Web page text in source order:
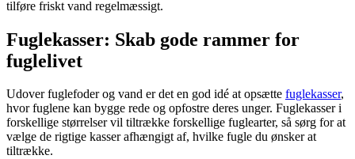
tilføre friskt vand regelmæssigt.
Fuglekasser: Skab gode rammer for
fuglelivet
Udover fuglefoder og vand er det en god idé at opsætte fuglekasser,
hvor fuglene kan bygge rede og opfostre deres unger. Fuglekasser i
forskellige størrelser vil tiltrække forskellige fuglearter, så sørg for at
vælge de rigtige kasser afhængigt af, hvilke fugle du ønsker at
tiltrække.